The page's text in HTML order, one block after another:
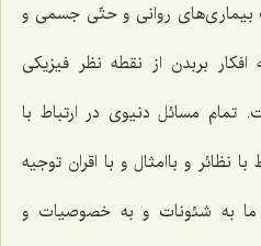
روانی و حتّی جسمی و
بربدن از نقطه نظر فیزیكی
مسائل دنیوی در ارتباط با
نظائر و باامثال و با اقران توجیه
ما به شئونات و به خصوصیات و